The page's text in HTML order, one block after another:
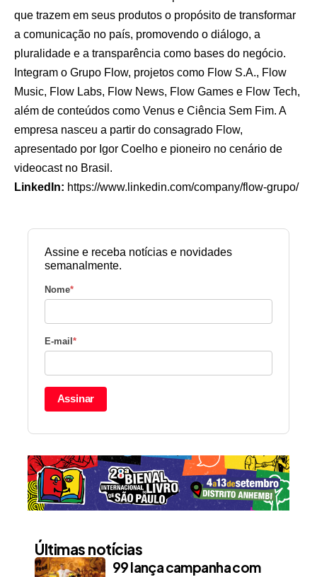
que trazem em seus produtos o propósito de transformar
a comunicação no país, promovendo o diálogo, a
pluralidade e a transparência como bases do negócio.
Integram o Grupo Flow, projetos como Flow S.A., Flow
Music, Flow Labs, Flow News, Flow Games e Flow Tech,
além de conteúdos como Venus e Ciência Sem Fim. A
empresa nasceu a partir do consagrado Flow,
apresentado por Igor Coelho e pioneiro no cenário de
videocast no Brasil.
LinkedIn: https://www.linkedin.com/company/flow-grupo/
Assine e receba notícias e novidades
semanalmente.
Nome*
E-mail *
Assinar
Últimas notícias
99 lança campanha com